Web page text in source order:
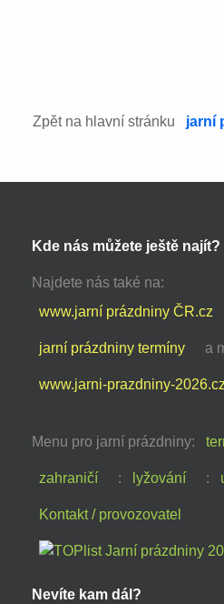
Zpět na hlavní stránku jarní
Kde nás můžete ještě najít?
Najdete nás také na:
www.jarní prázdniny ČR.cz
jarní prázdniny termíny a
www.jarni-prazdniny-2026.cz
Menu pro jarní prázdniny:
zahraničí : lyžování :
Kontakt / provozovatel
Nevíte kam dál?